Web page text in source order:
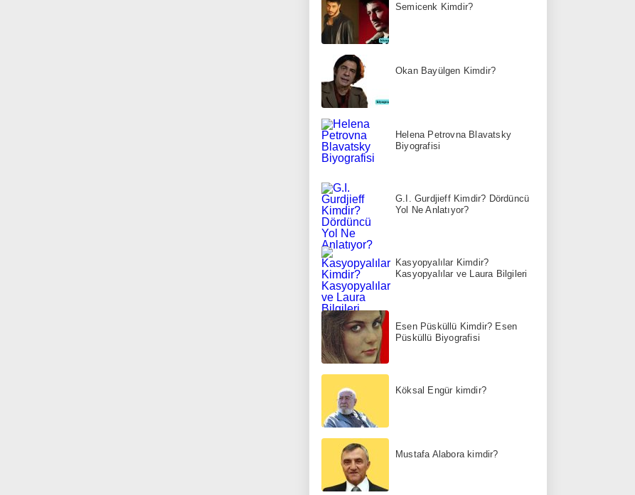
Semicenk Kimdir?
Okan Bayülgen Kimdir?
Helena Petrovna Blavatsky
Biyografisi
G.I. Gurdjieff Kimdir? Dördüncü
Yol Ne Anlatıyor?
Kasyopyalılar Kimdir?
Kasyopyalılar ve Laura Bilgileri
Esen Püsküllü Kimdir? Esen
Püsküllü Biyografisi
Köksal Engür kimdir?
Mustafa Alabora kimdir?